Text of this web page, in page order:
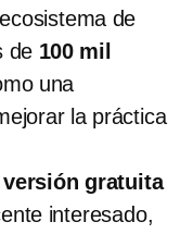
de
de 100 mil
una
la práctica
versión gratuita
interesado,